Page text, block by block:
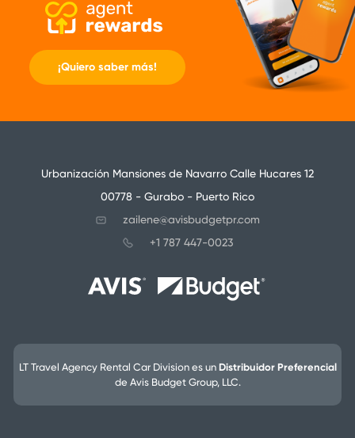
¡Quiero saber más!
Urbanización Mansiones de Navarro Calle Hucares 12
00778 - Gurabo - Puerto Rico
zailene@avisbudgetpr.com
+1 787 447-0023
LT Travel Agency Rental Car Division es un Distribuidor Preferencial
de Avis Budget Group, LLC.